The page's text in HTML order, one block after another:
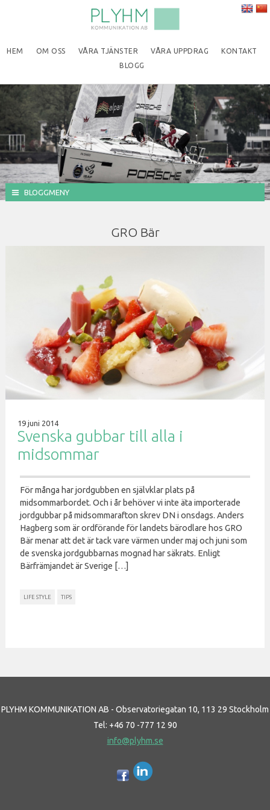
HEM OM OSS VÅRA TJÄNSTER VÅRA UPPDRAG
KONTAKT
BLOGG
BLOGGMENY
GRO Bär
19 juni 2014
Svenska gubbar till alla i
midsommar
För många har jordgubben en självklar plats på
midsommarbordet. Och i år behöver vi inte äta importerade
jordgubbar på midsommarafton skrev DN i onsdags. Anders
Hagberg som är ordförande för landets bärodlare hos GRO
Bär menar att det är tack vare värmen under maj och juni som
de svenska jordgubbarnas mognad har säkrats. Enligt
Bärfrämjandet är Sverige […]
LIFE STYLE TIPS
PLYHM KOMMUNIKATION AB - Observatoriegatan 10, 113 29 Stockholm
Tel: +46 70 -777 12 90
info@plyhm.se